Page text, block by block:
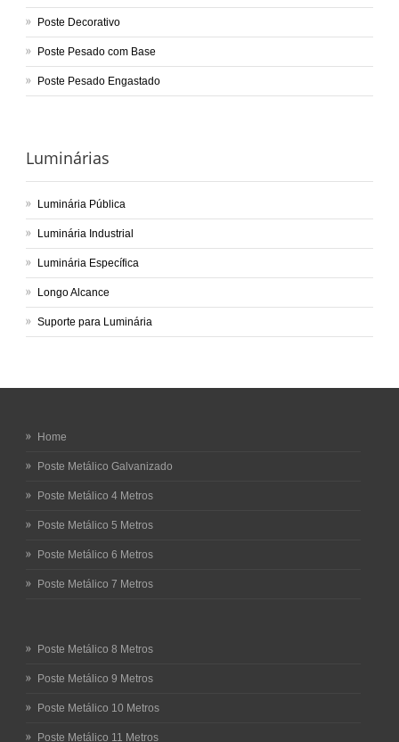
Poste Decorativo
Poste Pesado com Base
Poste Pesado Engastado
Luminárias
Luminária Pública
Luminária Industrial
Luminária Específica
Longo Alcance
Suporte para Luminária
Home
Poste Metálico Galvanizado
Poste Metálico 4 Metros
Poste Metálico 5 Metros
Poste Metálico 6 Metros
Poste Metálico 7 Metros
Poste Metálico 8 Metros
Poste Metálico 9 Metros
Poste Metálico 10 Metros
Poste Metálico 11 Metros